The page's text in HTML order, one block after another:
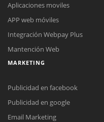
Aplicaciones moviles
APP web móviles
Integración Webpay Plus
Mantención Web
MARKETING
Publicidad en facebook
Publicidad en google
Email Marketing